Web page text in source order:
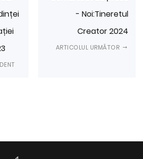
- Noi:Tineretul
Creator 2024
ARTICOLUL URMĂTOR